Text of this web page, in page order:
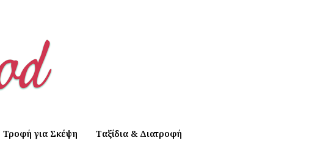
Τροφή για Σκέψη Ταξίδια & Διατροφή